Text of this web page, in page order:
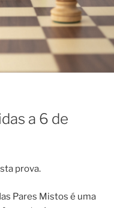
a 6 de
prova.
Pares Mistos é uma